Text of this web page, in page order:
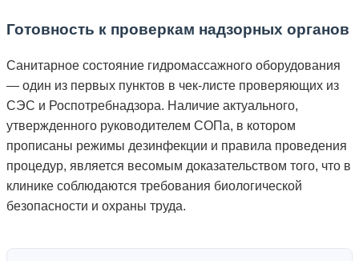
Готовность к проверкам надзорных органов
Санитарное состояние гидромассажного оборудования
— один из первых пунктов в чек-листе проверяющих из
СЭС и Роспотребнадзора. Наличие актуального,
утвержденного руководителем СОПа, в котором
прописаны режимы дезинфекции и правила проведения
процедур, является весомым доказательством того, что в
клинике соблюдаются требования биологической
безопасности и охраны труда.